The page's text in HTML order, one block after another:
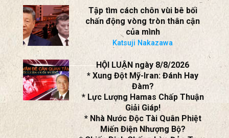
Tập tìm cách chôn vùi bê bối
chấn động vòng tròn thân cận
của mình
Katsuji Nakazawa
HỘI LUẬN ngày 8/8/2026
* Xung Đột Mỹ-Iran: Đánh Hay
Đàm?
* Lực Lượng Hamas Chấp Thuận
Giải Giáp!
* Nhà Nước Độc Tài Quân Phiệt
Miến Điện Nhượng Bộ?